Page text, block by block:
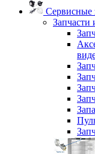
Сервисные
Запчасти